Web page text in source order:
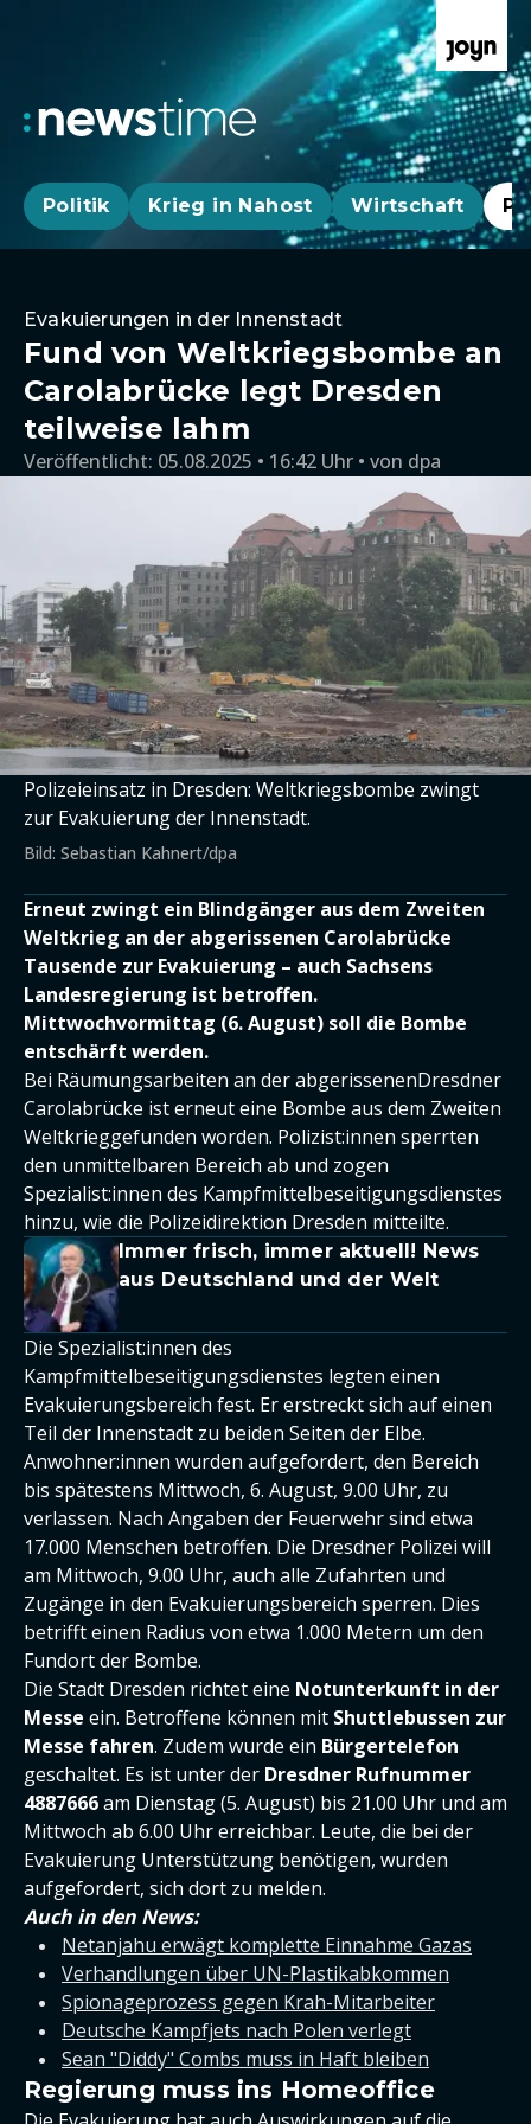
Politik Krieg in Nahost Wirtschaft
Evakuierungen in der Innenstadt
Fund von Weltkriegsbombe an
Carolabrücke legt Dresden
teilweise lahm
Veröffentlicht: 05.08.2025 • 16:42 Uhr von dpa
Polizeieinsatz in Dresden: Weltkriegsbombe zwingt
zur Evakuierung der Innenstadt.
Bild: Sebastian Kahnert/dpa
Erneut zwingt ein Blindgänger aus dem Zweiten
Weltkrieg an der abgerissenen Carolabrücke
Tausende zur Evakuierung – auch Sachsens
Landesregierung ist betroffen.
Mittwochvormittag (6. August) soll die Bombe
entschärft werden.
Bei Räumungsarbeiten an der abgerissenenDresdner
Carolabrücke ist erneut eine Bombe aus dem Zweiten
Weltkrieggefunden worden. Polizist:innen sperrten
den unmittelbaren Bereich ab und zogen
Spezialist:innen des Kampfmittelbeseitigungsdienstes
hinzu, wie die Polizeidirektion Dresden mitteilte.
Immer frisch, immer aktuell! News
aus Deutschland und der Welt
Die Spezialist:innen des
Kampfmittelbeseitigungsdienstes legten einen
Evakuierungsbereich fest. Er erstreckt sich auf einen
Teil der Innenstadt zu beiden Seiten der Elbe.
Anwohner:innen wurden aufgefordert, den Bereich
bis spätestens Mittwoch, 6. August, 9.00 Uhr, zu
verlassen. Nach Angaben der Feuerwehr sind etwa
17.000 Menschen betroffen. Die Dresdner Polizei will
am Mittwoch, 9.00 Uhr, auch alle Zufahrten und
Zugänge in den Evakuierungsbereich sperren. Dies
betrifft einen Radius von etwa 1.000 Metern um den
Fundort der Bombe.
Die Stadt Dresden richtet eine Notunterkunft in der
Messe ein. Betroffene können mit Shuttlebussen zur
Messe fahren. Zudem wurde ein Bürgertelefon
geschaltet. Es ist unter der Dresdner Rufnummer
4887666am Dienstag (5. August) bis 21.00 Uhr und am
Mittwoch ab 6.00 Uhr erreichbar. Leute, die bei der
Evakuierung Unterstützung benötigen, wurden
aufgefordert, sich dort zu melden.
Auch in den News:
Netanjahu erwägt komplette Einnahme Gazas
Verhandlungen über UN-Plastikabkommen
Spionageprozess gegen Krah-Mitarbeiter
Deutsche Kampfjets nach Polen verlegt
Sean "Diddy" Combs muss in Haft bleiben
Regierung muss ins Homeoffice